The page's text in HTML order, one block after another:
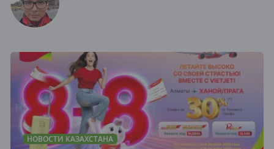
НОВОСТИ КАЗАХСТАНА